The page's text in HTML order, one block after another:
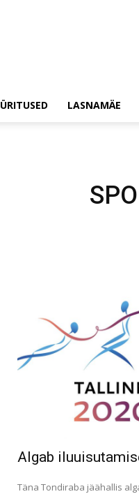
ÜRITUSED LASNAMÄE
Algab
Täna Tondiraba jäähallis